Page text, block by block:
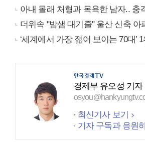
아내 몰래 처형과 목욕한 남자.. 충
더위속 "밤샘 대기줄" 울산 신축 아파
‘세계에서 가장 젊어 보이는 70대’
경제부 유오성 기자
최신기사 보기
기자 구독과 응원